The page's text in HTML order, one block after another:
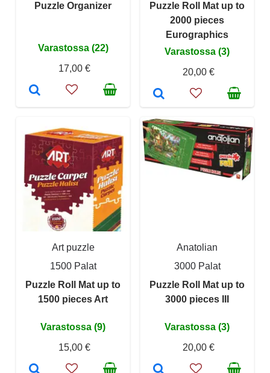
Puzzle Organizer
Varastossa (22)
17,00 €
Puzzle Roll Mat up to
2000 pieces
Eurographics
Varastossa (3)
20,00 €
Art puzzle
1500 Palat
Puzzle Roll Mat up to
1500 pieces Art
Varastossa (9)
15,00 €
Anatolian
3000 Palat
Puzzle Roll Mat up to
3000 pieces III
Varastossa (3)
20,00 €